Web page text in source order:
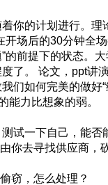
你的计划进行。理
开场后的30分钟全
的前提下的状态。
度了。 论文，ppt
们如何完美的做好
能力比想象的弱。
试一下自己，能否
你去寻找供应商，
窃，怎么处理？